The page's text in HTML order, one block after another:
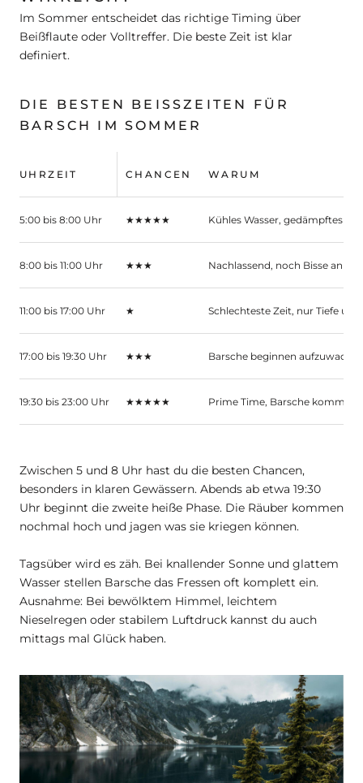
Im Sommer entscheidet das richtige Timing über
Beißflaute oder Volltreffer. Die beste Zeit ist klar
definiert.
DIE BESTEN BEISSZEITEN FÜR B
ARSCH IM SOMMER
UHRZEIT CHANCEN WARUM
5:00 bis 8:00 Uhr ★★★★★ Kühles Wasser, gedämpftes
8:00 bis 11:00 Uhr ★★★ Nachlassend, noch Bisse an
11:00 bis 17:00 Uhr ★ Schlechteste Zeit, nur Tiefe
17:00 bis 19:30 Uhr ★★★ Barsche beginnen
19:30 bis 23:00 Uhr ★★★★★ Prime Time, Barsche kommen
Zwischen 5 und 8 Uhr hast du die besten Chancen,
besonders in klaren Gewässern. Abends ab etwa 19:30
Uhr beginnt die zweite heiße Phase. Die Räuber kommen
nochmal hoch und jagen was sie kriegen können.
Tagsüber wird es zäh. Bei knallender Sonne und glattem
Wasser stellen Barsche das Fressen oft komplett ein.
Ausnahme: Bei bewölktem Himmel, leichtem
Nieselregen oder stabilem Luftdruck kannst du auch
mittags mal Glück haben.